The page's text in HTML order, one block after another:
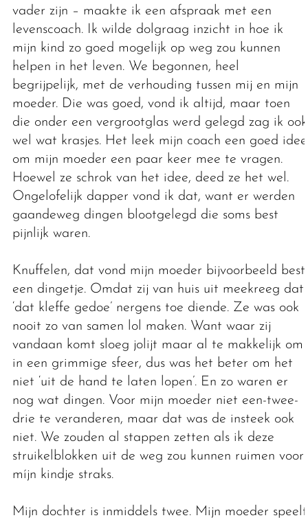
vader zijn – maakte ik een afspraak met een
levenscoach. Ik wilde dolgraag inzicht in hoe ik
mijn kind zo goed mogelijk op weg zou kunnen
helpen in het leven. We begonnen, heel
begrijpelijk, met de verhouding tussen mij en mijn
moeder. Die was goed, vond ik altijd, maar toen
die onder een vergrootglas werd gelegd zag ik ook
wel wat krasjes. Het leek mijn coach een goed idee
om mijn moeder een paar keer mee te vragen.
Hoewel ze schrok van het idee, deed ze het wel.
Ongelofelijk dapper vond ik dat, want er werden
gaandeweg dingen blootgelegd die soms best
pijnlijk waren.
Knuffelen, dat vond mijn moeder bijvoorbeeld best
een dingetje. Omdat zij van huis uit meekreeg dat
‘dat kleffe gedoe’ nergens toe diende. Ze was ook
nooit zo van samen lol maken. Want waar zij
vandaan komt sloeg jolijt maar al te makkelijk om
in een grimmige sfeer, dus was het beter om het
niet ‘uit de hand te laten lopen’. En zo waren er
nog wat dingen. Voor mijn moeder niet een-twee-
drie te veranderen, maar dat was de insteek ook
niet. We zouden al stappen zetten als ik deze
struikelblokken uit de weg zou kunnen ruimen voor
míjn kindje straks.
Mijn dochter is inmiddels twee. Mijn moeder speelt